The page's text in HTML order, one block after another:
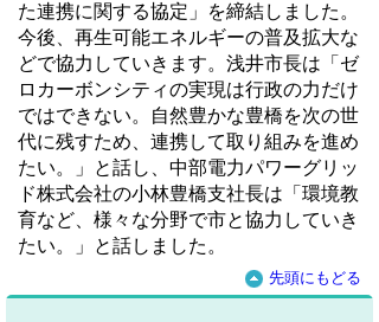
た連携に関する協定」を締結しました。
今後、再生可能エネルギーの普及拡大な
どで協力していきます。浅井市長は「ゼ
ロカーボンシティの実現は行政の力だけ
ではできない。自然豊かな豊橋を次の世
代に残すため、連携して取り組みを進め
たい。」と話し、中部電力パワーグリッ
ド株式会社の小林豊橋支社長は「環境教
育など、様々な分野で市と協力していき
たい。」と話しました。
先頭にもどる